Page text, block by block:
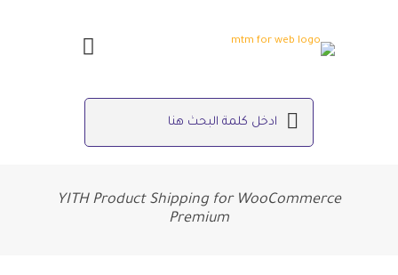
YITH Product Shipping for WooCommerce
Premium